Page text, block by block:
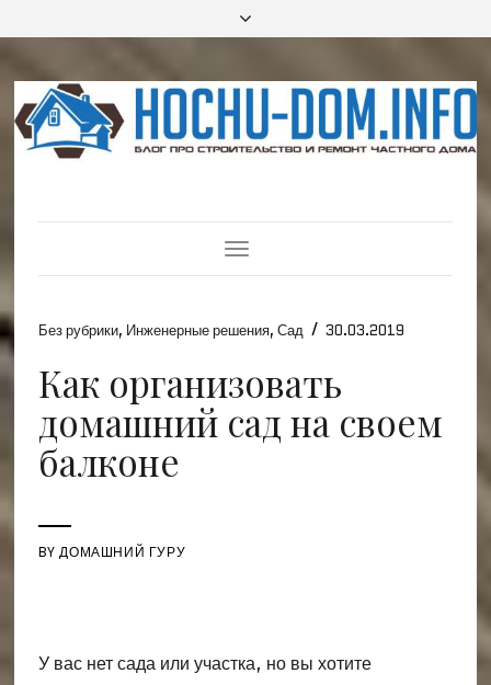
Toggle
Navigation
Без рубрики, Инженерные решения, Сад / 30.03.2019
Как организовать
домашний сад на своем
балконе
BYДОМАШНИЙ ГУРУ
У вас нет сада или участка, но вы хотите